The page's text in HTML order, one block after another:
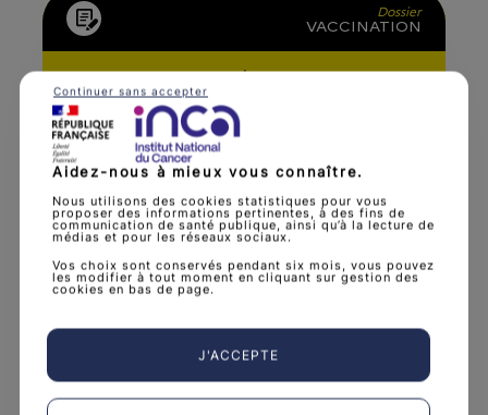
Dossier
VACCINATION
LA VACCINATION CONTRE LES VIRUS
HPV PROVOQUE-T-ELLE LA SCLÉROSE
Décrypter l’infox
Aidez-nous à mieux vous connaître.
Nous utilisons des cookies statistiques pour vous
proposer des informations pertinentes, à des fins de
communication de santé publique, ainsi qu’à la lecture de
médias et pour les réseaux sociaux.
Vos choix sont conservés pendant six mois, vous pouvez
les modifier à tout moment en cliquant sur gestion des
cookies en bas de page.
J'ACCEPTE
Continuer sans accepter